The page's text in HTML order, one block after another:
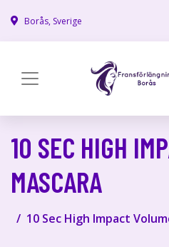
Borås, Sverige
10 SEC HIGH
MASCARA
10 Sec High Impact